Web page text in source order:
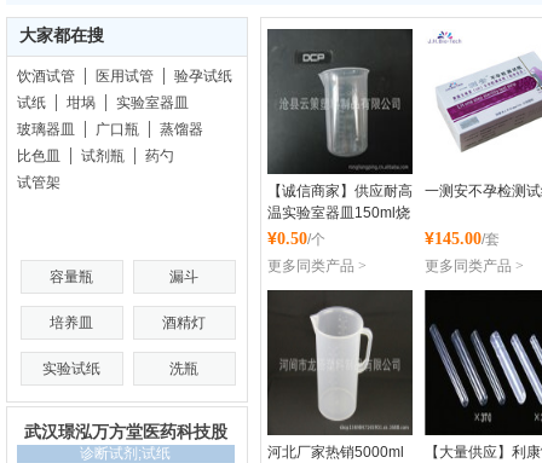
大家都在搜
饮酒试管 医用试管
验孕试纸
试纸
坩埚
实验室器皿
玻璃器皿
广口瓶
蒸馏器
比色皿
试剂瓶
药勺
试管架
容量瓶 漏斗
培养皿 酒精灯
实验试纸 洗瓶
武汉璟泓万方堂医药科技股
份
诊断试剂;试纸
【诚信商家】供应耐高
温实验室器皿150ml烧
杯 带刻度优质烧杯
¥0.50/个
更多同类产品 >
一测安不孕检测
¥145.00/套
更多同类产品 >
技股份有限公司
勋章
河北厂家热销5000ml
【大量供应】利